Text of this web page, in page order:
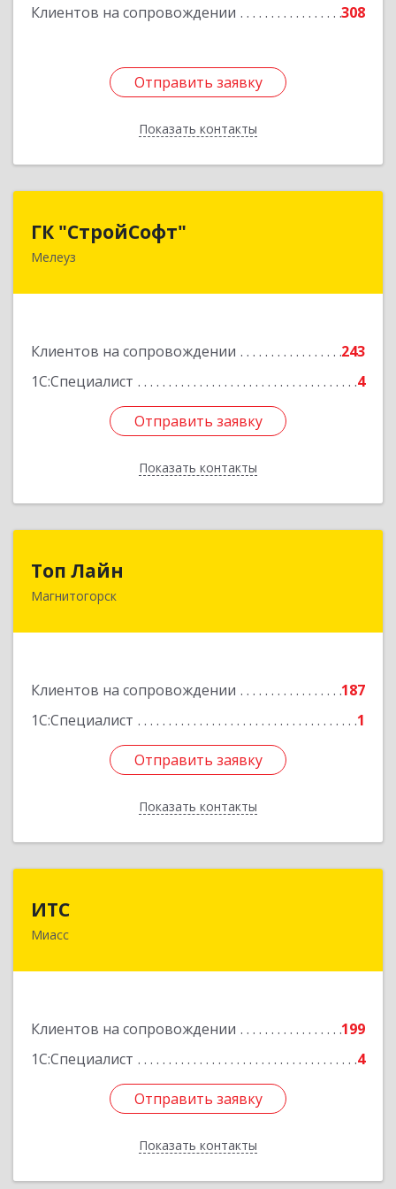
Клиентов на сопровождении 308
Отправить заявку
Показать контакты
Подробнее
Отправить заявку
Назад
ГК "СтройСофт"
Мелеуз
Клиентов на сопровождении
243
1С:Специалист
4
Отправить заявку
Показать контакты
453852, Башкортостан Респ, Мелеуз г, Ленина
Отправить заявку
Назад
Топ Лайн
Магнитогорск
Клиентов на сопровождении
187
1С:Специалист
1
Отправить заявку
Показать контакты
454000, Челябинская обл, Магнитогорск г,
Отправить заявку
Назад
ИТС
Миасс
Клиентов на сопровождении
199
1С:Специалист
4
Отправить заявку
Показать контакты
456300, Челябинская обл, Миасс г, Романенко
Отправить заявку
Назад